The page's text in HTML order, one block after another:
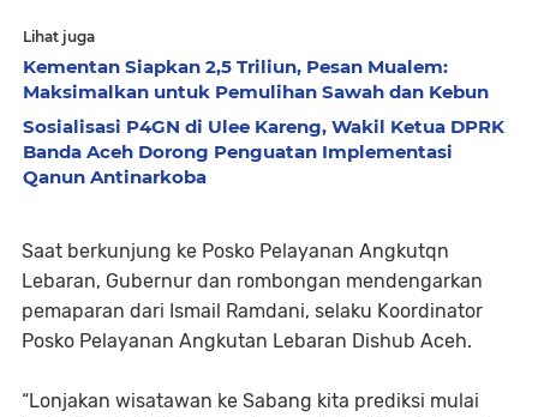
Lihat juga
Kementan Siapkan 2,5 Triliun, Pesan Mualem:
Maksimalkan untuk Pemulihan Sawah dan Kebun
Sosialisasi P4GN di Ulee Kareng, Wakil Ketua DPRK
Banda Aceh Dorong Penguatan Implementasi
Qanun Antinarkoba
Saat berkunjung ke Posko Pelayanan Angkutqn
Lebaran, Gubernur dan rombongan mendengarkan
pemaparan dari Ismail Ramdani, selaku Koordinator
Posko Pelayanan Angkutan Lebaran Dishub Aceh.
“Lonjakan wisatawan ke Sabang kita prediksi mulai